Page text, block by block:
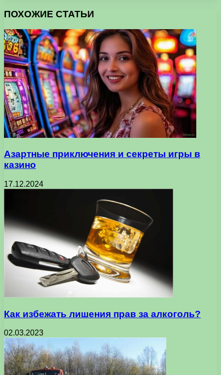
ПОХОЖИЕ СТАТЬИ
Азартные приключения и секреты игры в
казино
17.12.2024
Как избежать лишения прав за алкоголь?
02.03.2023